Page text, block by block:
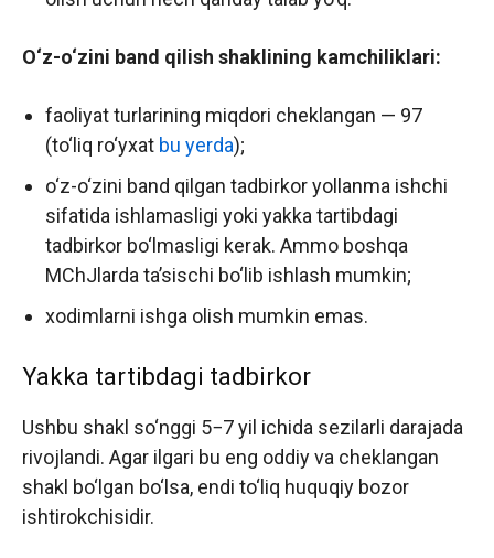
O‘z-o‘zini band qilish shaklining kamchiliklari:
faoliyat turlarining miqdori cheklangan — 97
(to‘liq ro‘yxat bu yerda);
o‘z-o‘zini band qilgan tadbirkor yollanma ishchi
sifatida ishlamasligi yoki yakka tartibdagi
tadbirkor bo‘lmasligi kerak. Ammo boshqa
MChJlarda ta’sischi bo‘lib ishlash mumkin;
xodimlarni ishga olish mumkin emas.
Yakka tartibdagi tadbirkor
Ushbu shakl so‘nggi 5−7 yil ichida sezilarli darajada
rivojlandi. Agar ilgari bu eng oddiy va cheklangan
shakl bo‘lgan bo‘lsa, endi to‘liq huquqiy bozor
ishtirokchisidir.